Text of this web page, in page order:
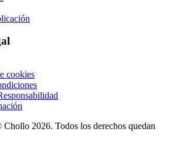
cookies
Chollo 2026. Todos los derechos quedan